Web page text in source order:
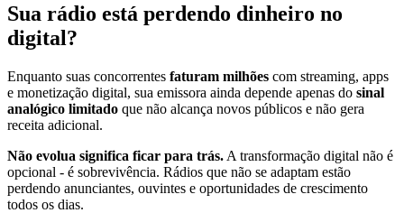
Sua rádio está perdendo dinheiro no
digital?
Enquanto suas concorrentes faturam milhões com streaming, apps
e monetização digital, sua emissora ainda depende apenas do sinal
analógico limitado que não alcança novos públicos e não gera
receita adicional.
Não evolua significa ficar para trás. A transformação digital não é
opcional - é sobrevivência. Rádios que não se adaptam estão
perdendo anunciantes, ouvintes e oportunidades de crescimento
todos os dias.